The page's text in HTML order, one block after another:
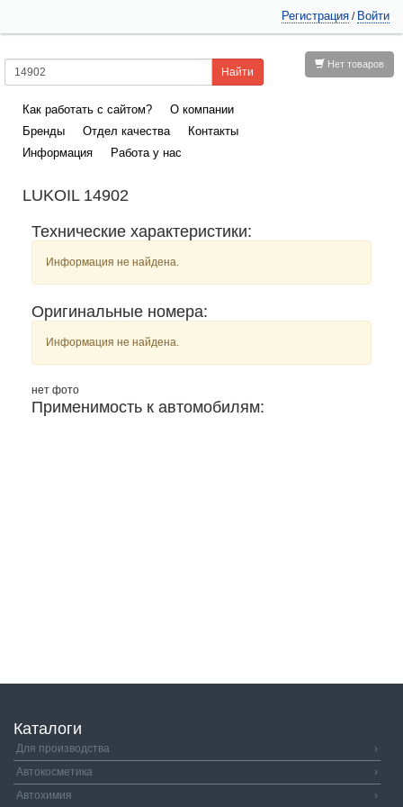
Регистрация / Войти
Нет товаров
Как работать с сайтом?
О компании
Бренды
Отдел качества
Контакты
Информация
Работа у нас
LUKOIL 14902
Технические характеристики:
Информация не найдена.
Оригинальные номера:
Информация не найдена.
нет фото
Применимость к автомобилям:
Каталоги
Для производства
›
Автокосметика
›
Автохимия
›